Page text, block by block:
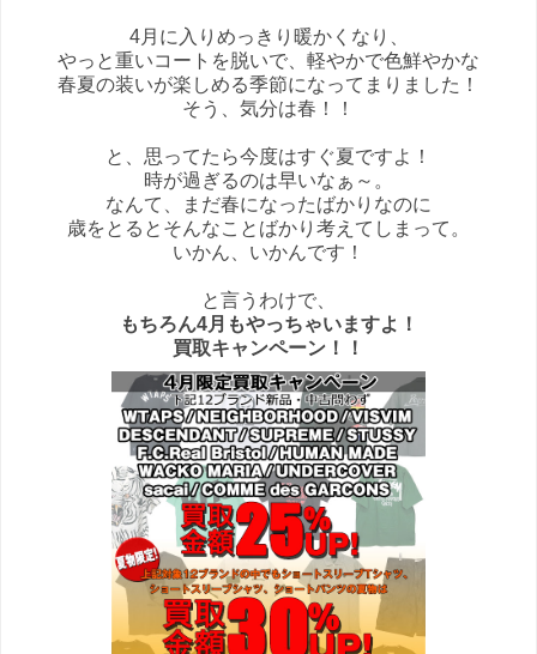
4月に入りめっきり暖かくなり、
やっと重いコートを脱いで、軽やかで色鮮やかな
春夏の装いが楽しめる季節になってまりました！
そう、気分は春！！
と、思ってたら今度はすぐ夏ですよ！
時が過ぎるのは早いなぁ～。
なんて、まだ春になったばかりなのに
歳をとるとそんなことばかり考えてしまって。
いかん、いかんです！
と言うわけで、
もちろん4月もやっちゃいますよ！
買取キャンペーン！！